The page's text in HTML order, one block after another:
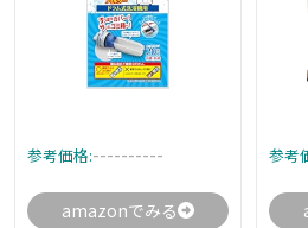
参考価格:----------
amazonでみる
参考